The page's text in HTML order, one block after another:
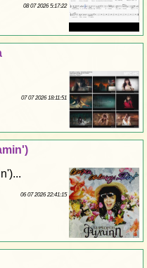
08 07 2026 5:17:22
07 07 2026 18:11:51
06 07 2026 22:41:15